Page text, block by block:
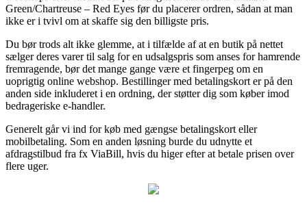
Green/Chartreuse – Red Eyes før du placerer ordren, sådan at man
ikke er i tvivl om at skaffe sig den billigste pris.
Du bør trods alt ikke glemme, at i tilfælde af at en butik på nettet
sælger deres varer til salg for en udsalgspris som anses for hamrende
fremragende, bør det mange gange være et fingerpeg om en
uoprigtig online webshop. Bestillinger med betalingskort er på den
anden side inkluderet i en ordning, der støtter dig som køber imod
bedrageriske e-handler.
Generelt går vi ind for køb med gængse betalingskort eller
mobilbetaling. Som en anden løsning burde du udnytte et
afdragstilbud fra fx ViaBill, hvis du higer efter at betale prisen over
flere uger.